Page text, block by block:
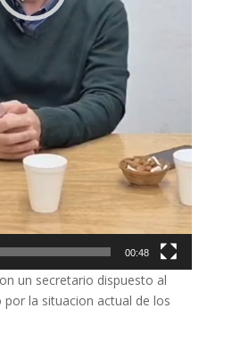
00:48
un secretario dispuesto al
por la situacion actual de los